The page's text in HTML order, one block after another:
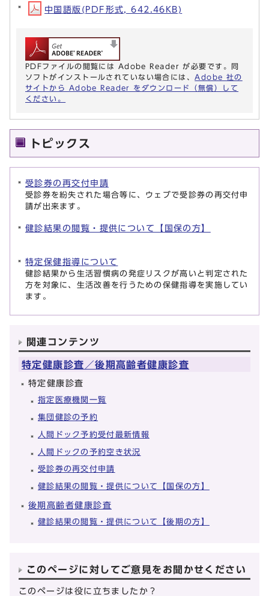
中国語版(PDF形式, 642.46KB)
PDFファイルの閲覧には Adobe Reader が必要です。同
ソフトがインストールされていない場合には、Adobe 社の
サイトから Adobe Reader をダウンロード（無償）して
ください。
トピックス
受診券の再交付申請
受診券を紛失された場合等に、ウェブで受診券の再交付申
請が出来ます。
健診結果の閲覧・提供について【国保の方】
特定保健指導について
健診結果から生活習慣病の発症リスクが高いと判定された
方を対象に、生活改善を行うための保健指導を実施してい
ます。
関連コンテンツ
特定健康診査／後期高齢者健康診査
特定健康診査
指定医療機関一覧
集団健診の予約
人間ドック予約受付最新情報
人間ドックの予約空き状況
受診券の再交付申請
健診結果の閲覧・提供について【国保の方】
後期高齢者健康診査
健診結果の閲覧・提供について【後期の方】
このページに対してご意見をお聞かせください
このページは役に立ちましたか？